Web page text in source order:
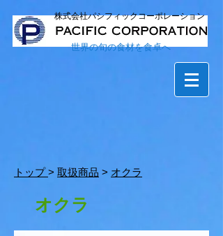
株式会社パシフィックコーポレーション
世界の旬の食材を食卓へ
トップ> 取扱商品 > オクラ
オクラ